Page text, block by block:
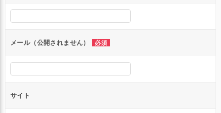
シ
ョ
ンメール（公開されません） 必須
サイト